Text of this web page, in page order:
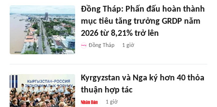
Đồng Tháp: Phấn đấu hoàn thành
mục tiêu tăng trưởng GRDP năm
2026 từ 8,21% trở lên
Đồng Tháp 1 giờ
Kyrgyzstan và Nga ký hơn 40 thỏa
thuận hợp tác
1 giờ